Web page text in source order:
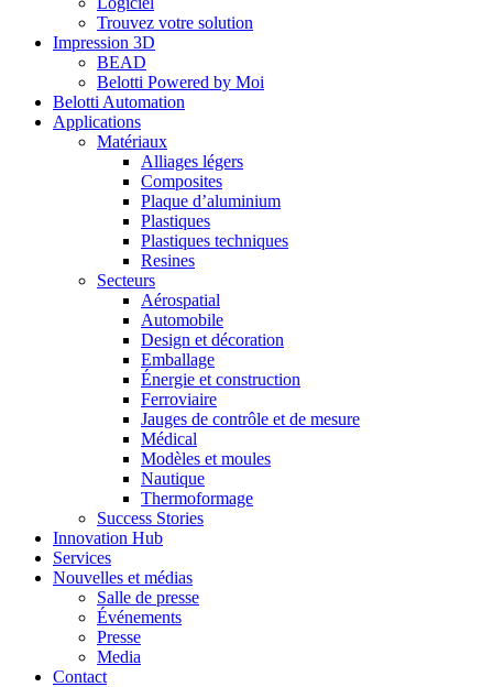
Trouvez votre solution
Impression 3D
BEAD
Belotti Powered by Moi
Belotti Automation
Applications
Matériaux
Alliages légers
Composites
Plaque d’aluminium
Plastiques
Plastiques techniques
Resines
Secteurs
Aérospatial
Automobile
Design et décoration
Emballage
Énergie et construction
Ferroviaire
Jauges de contrôle et de mesure
Médical
Modèles et moules
Nautique
Thermoformage
Success Stories
Innovation Hub
Services
Nouvelles et médias
Salle de presse
Événements
Presse
Media
Contact